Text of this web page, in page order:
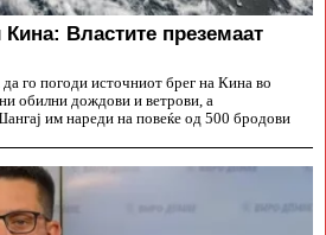
Кина: Властите преземаат
го погоди источниот брег на Кина во
обилни дождови и ветрови, а
им нареди на повеќе од 500 бродови